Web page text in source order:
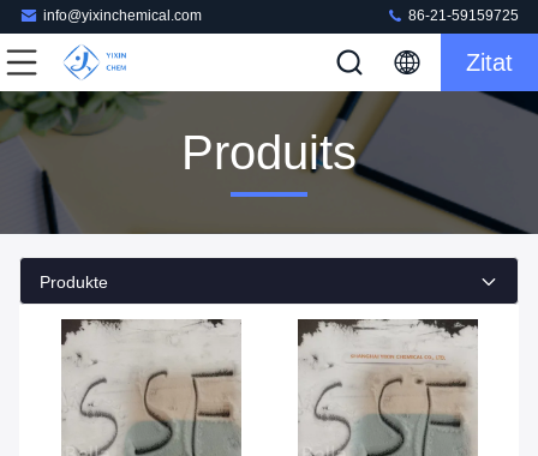
info@yixinchemical.com 86-21-59159725
Zitat
Produits
Produkte